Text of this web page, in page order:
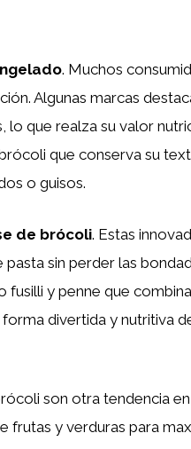
. Muchos
Algunas marcas
que realza su valor
que conserva su
o guisos.
de brócoli. Estas
sin perder las
fusilli y penne que
divertida y nutritiva
son otra tendencia
frutas y verduras para